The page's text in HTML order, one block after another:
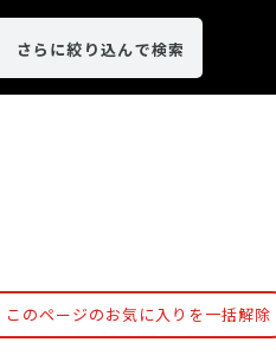
さらに絞り込んで検索
このページのお気に入りを一括解除